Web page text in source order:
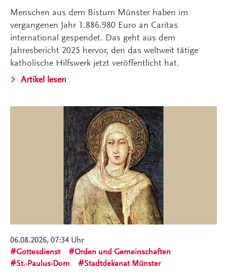
Menschen aus dem Bistum Münster haben im
vergangenen Jahr 1.886.980 Euro an Caritas
international gespendet. Das geht aus dem
Jahresbericht 2025 hervor, den das weltweit tätige
katholische Hilfswerk jetzt veröffentlicht hat.
Artikel lesen
06.08.2026, 07:34 Uhr
Gottesdienst
Orden und Gemeinschaften
St.-Paulus-Dom
Stadtdekanat Münster